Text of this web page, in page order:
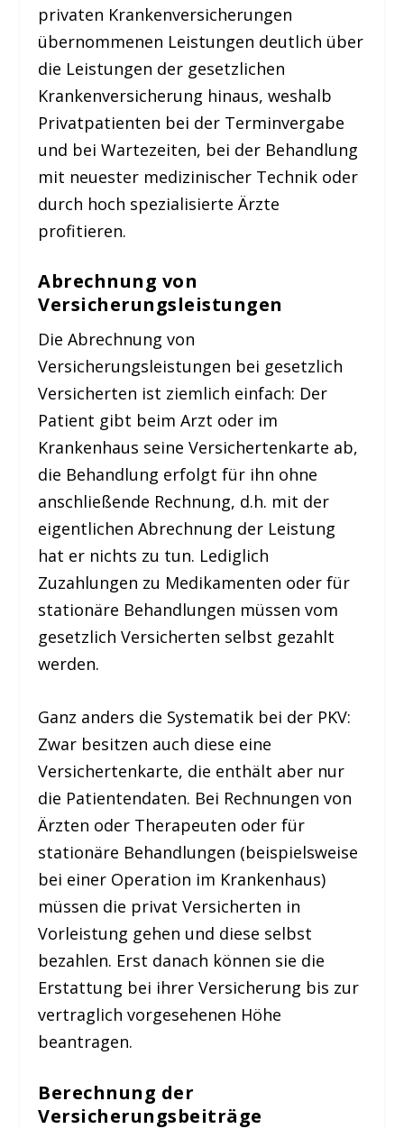
privaten Krankenversicherungen
übernommenen Leistungen deutlich über
die Leistungen der gesetzlichen
Krankenversicherung hinaus, weshalb
Privatpatienten bei der Terminvergabe
und bei Wartezeiten, bei der Behandlung
mit neuester medizinischer Technik oder
durch hoch spezialisierte Ärzte
profitieren.
Abrechnung von
Versicherungsleistungen
Die Abrechnung von
Versicherungsleistungen bei gesetzlich
Versicherten ist ziemlich einfach: Der
Patient gibt beim Arzt oder im
Krankenhaus seine Versichertenkarte ab,
die Behandlung erfolgt für ihn ohne
anschließende Rechnung, d.h. mit der
eigentlichen Abrechnung der Leistung
hat er nichts zu tun. Lediglich
Zuzahlungen zu Medikamenten oder für
stationäre Behandlungen müssen vom
gesetzlich Versicherten selbst gezahlt
werden.
Ganz anders die Systematik bei der PKV:
Zwar besitzen auch diese eine
Versichertenkarte, die enthält aber nur
die Patientendaten. Bei Rechnungen von
Ärzten oder Therapeuten oder für
stationäre Behandlungen (beispielsweise
bei einer Operation im Krankenhaus)
müssen die privat Versicherten in
Vorleistung gehen und diese selbst
bezahlen. Erst danach können sie die
Erstattung bei ihrer Versicherung bis zur
vertraglich vorgesehenen Höhe
beantragen.
Berechnung der
Versicherungsbeiträge